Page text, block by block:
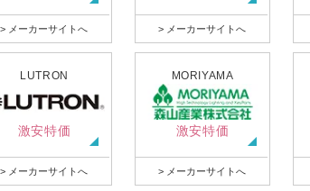
> メーカーサイトへ > メーカーサイトへ
LUTRON
激安特価
> メーカーサイトへ
MORIYAMA
激安特価
> メーカーサイトへ